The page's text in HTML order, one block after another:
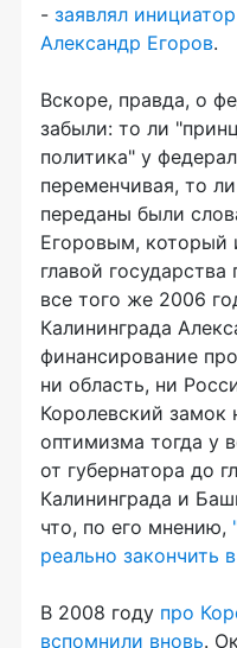
- заявлял
Александр Егоров.
Вскоре, правда, о
забыли: то ли
политика" у
переменчивая, то
переданы были
Егоровым,
главой
все того же 2006
Калининграда
финансирование
ни область, ни
Королевский замок
оптимизма тогда у
от губернатора до
Калининграда и
что, по его мнению,
реально закончить
В 2008 году про
вспомнили вновь.